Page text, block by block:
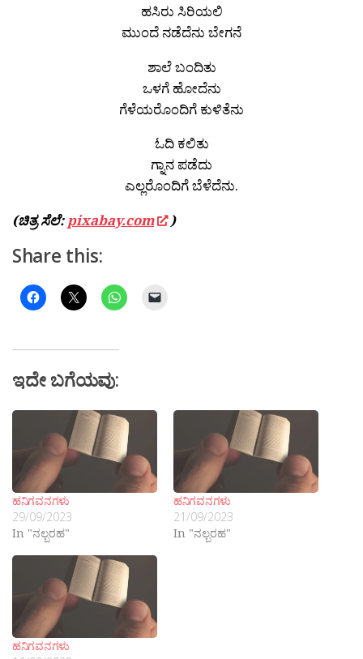
ಹಸಿರು ಸಿರಿಯಲಿ
ಮುಂದೆ ನಡೆದೆನು ಬೇಗನೆ
ಶಾಲೆ ಬಂದಿತು
ಒಳಗೆ ಹೋದೆನು
ಗೆಳೆಯರೊಂದಿಗೆ ಕುಳಿತೆನು
ಓದಿ ಕಲಿತು
ಗ್ನಾನ ಪಡೆದು
ಎಲ್ಲರೊಂದಿಗೆ ಬೆಳೆದೆನು.
(ಚಿತ್ರ ಸೆಲೆ:pixabay.com )
Share this:
ಇದೇ ಬಗೆಯವು:
ಹನಿಗವನಗಳು
29/09/2023
In "ನಲ್ಬರಹ"
ಹನಿಗವನಗಳು
21/09/2023
In "ನಲ್ಬರಹ"
ಹನಿಗವನಗಳು